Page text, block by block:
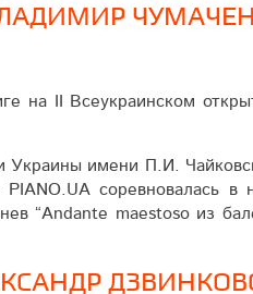
на ІІ Всеукраинском
имени П.И.
соревновалась в
“Andante maestoso из